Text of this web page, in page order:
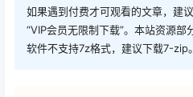
如果遇到付费才可观看的文章，建
“VIP会员无限制下载”。本站资源
软件不支持7z格式，建议下载7-zip。